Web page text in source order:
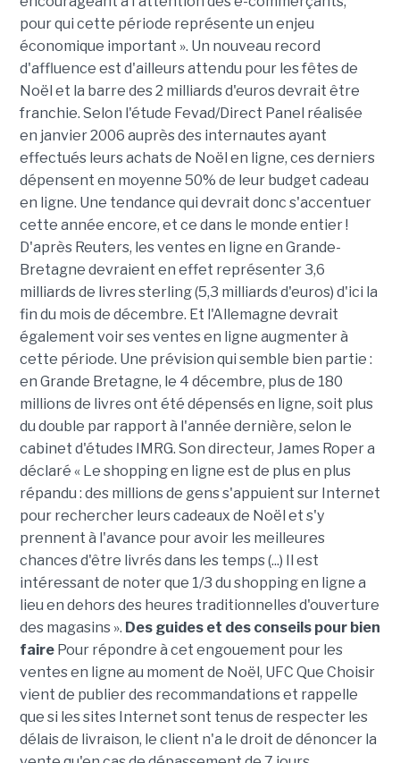
pour qui cette période représente un enjeu
économique important ». Un nouveau record
d'affluence est d'ailleurs attendu pour les fêtes de
Noël et la barre des 2 milliards d'euros devrait être
franchie. Selon l'étude Fevad/Direct Panel réalisée
en janvier 2006 auprès des internautes ayant
effectués leurs achats de Noël en ligne, ces derniers
dépensent en moyenne 50% de leur budget cadeau
en ligne. Une tendance qui devrait donc s'accentuer
cette année encore, et ce dans le monde entier !
D'après Reuters, les ventes en ligne en Grande-
Bretagne devraient en effet représenter 3,6
milliards de livres sterling (5,3 milliards d'euros) d'ici la
fin du mois de décembre. Et l'Allemagne devrait
également voir ses ventes en ligne augmenter à
cette période. Une prévision qui semble bien partie :
en Grande Bretagne, le 4 décembre, plus de 180
millions de livres ont été dépensés en ligne, soit plus
du double par rapport à l'année dernière, selon le
cabinet d'études IMRG. Son directeur, James Roper a
déclaré « Le shopping en ligne est de plus en plus
répandu : des millions de gens s'appuient sur Internet
pour rechercher leurs cadeaux de Noël et s'y
prennent à l'avance pour avoir les meilleures
chances d'être livrés dans les temps (...) Il est
intéressant de noter que 1/3 du shopping en ligne a
lieu en dehors des heures traditionnelles d'ouverture
des magasins ». Des guides et des conseils pour bien
fairePour répondre à cet engouement pour les
ventes en ligne au moment de Noël, UFC Que Choisir
vient de publier des recommandations et rappelle
que si les sites Internet sont tenus de respecter les
délais de livraison, le client n'a le droit de dénoncer la